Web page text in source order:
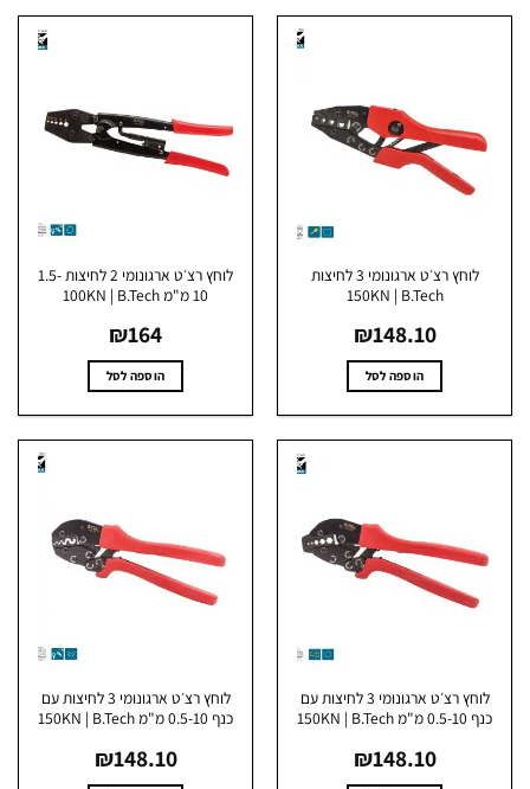
לבחור
את
האפשרויות
לוחץ רצ׳ט ארגונומי 3 לחיצות
150KN | B.Tech
₪148.10
הוספה לסל
לוחץ רצ׳ט ארגונומי 2 לחיצות 1.5-
₪
הוספה לסל
לוחץ רצ׳ט ארגונומי 3 לחיצות עם
₪148.10
לוחץ רצ׳ט ארגונומי 3 לחיצות עם
₪148.10